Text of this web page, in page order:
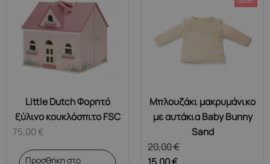
Little Dutch Φορητό
ξύλινο κουκλόσπιτο FSC
75,00€
Προσθήκη στο
Μπλουζάκι μακρυμάνικο
με αυτάκια Baby Bunny
Sand
20,00€